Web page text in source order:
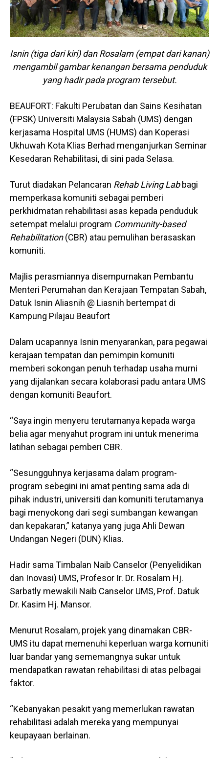
Isnin (tiga dari kiri) dan Rosalam (empat dari kanan)
mengambil gambar kenangan bersama penduduk
yang hadir pada program tersebut.
BEAUFORT: Fakulti Perubatan dan Sains Kesihatan
(FPSK) Universiti Malaysia Sabah (UMS) dengan
kerjasama Hospital UMS (HUMS) dan Koperasi
Ukhuwah Kota Klias Berhad menganjurkan Seminar
Kesedaran Rehabilitasi, di sini pada Selasa.
Turut diadakan Pelancaran Rehab Living Labbagi
memperkasa komuniti sebagai pemberi
perkhidmatan rehabilitasi asas kepada penduduk
setempat melalui program Community-based
Rehabilitation(CBR) atau pemulihan berasaskan
komuniti.
Majlis perasmiannya disempurnakan Pembantu
Menteri Perumahan dan Kerajaan Tempatan Sabah,
Datuk Isnin Aliasnih @ Liasnih bertempat di
Kampung Pilajau Beaufort
Dalam ucapannya Isnin menyarankan, para pegawai
kerajaan tempatan dan pemimpin komuniti
memberi sokongan penuh terhadap usaha murni
yang dijalankan secara kolaborasi padu antara UMS
dengan komuniti Beaufort.
“Saya ingin menyeru terutamanya kepada warga
belia agar menyahut program ini untuk menerima
latihan sebagai pemberi CBR.
“Sesungguhnya kerjasama dalam program-
program sebegini ini amat penting sama ada di
pihak industri, universiti dan komuniti terutamanya
bagi menyokong dari segi sumbangan kewangan
dan kepakaran,” katanya yang juga Ahli Dewan
Undangan Negeri (DUN) Klias.
Hadir sama Timbalan Naib Canselor (Penyelidikan
dan Inovasi) UMS, Profesor Ir. Dr. Rosalam Hj.
Sarbatly mewakili Naib Canselor UMS, Prof. Datuk
Dr. Kasim Hj. Mansor.
Menurut Rosalam, projek yang dinamakan CBR-
UMS itu dapat memenuhi keperluan warga komuniti
luar bandar yang sememangnya sukar untuk
mendapatkan rawatan rehabilitasi di atas pelbagai
faktor.
“Kebanyakan pesakit yang memerlukan rawatan
rehabilitasi adalah mereka yang mempunyai
keupayaan berlainan.